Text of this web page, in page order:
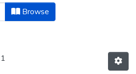
Browse